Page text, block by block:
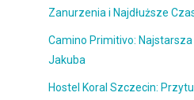
Zanurzenia i Najdłuższe
Camino Primitivo:
Jakuba
Hostel Koral Szczecin: